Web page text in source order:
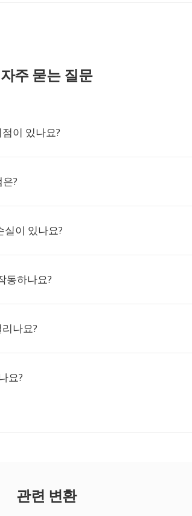
자주 묻는 질문
이 있나요?
?
실이 있나요?
동하나요?
나요?
요?
관련 변환